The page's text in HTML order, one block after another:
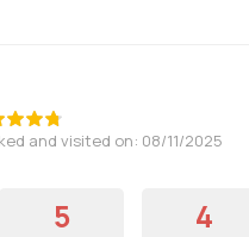
and visited on: 08/11/2025
5 4